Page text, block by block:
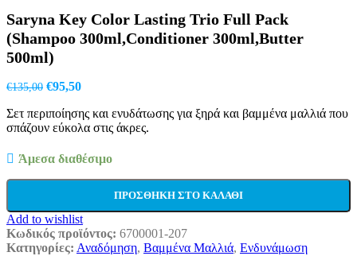
was:
€108,00.
τιμή
είναι:
€85,00.
Saryna Key Color Lasting Trio Full Pack
(Shampoo 300ml,Conditioner 300ml,Butter
500ml)
€135,00 Original
was:
€135,00.
€95,50Η
τιμή
είναι:
Σετ περιποίησης και ενυδάτωσης για ξηρά και βαμμένα μαλλιά που
σπάζουν εύκολα στις άκρες.
Άμεσα διαθέσιμο
ΠΡΟΣΘΉΚΗ ΣΤΟ ΚΑΛΆΘΙ
Add to wishlist
Κωδικός προϊόντος: 6700001-207
Κατηγορίες: Αναδόμηση, Βαμμένα Μαλλιά, Ενδυνάμωση